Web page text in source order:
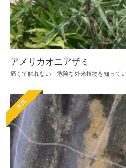
アメリカオニアザミ
痛くて触れない！危険な外来植物を知って
注目